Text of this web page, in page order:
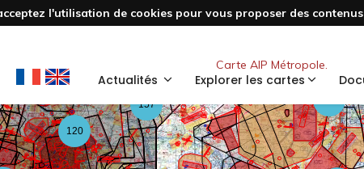
l'utilisation de cookies pour vous proposer des
Carte AIP Métropole.
Actualités Explorer les cartes
59
157
3
120